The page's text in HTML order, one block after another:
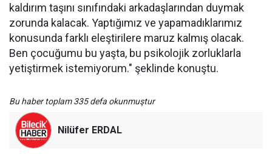
kaldırım taşını sınıfındaki arkadaşlarından duymak
zorunda kalacak. Yaptığımız ve yapamadıklarımız
konusunda farklı eleştirilere maruz kalmış olacak.
Ben çocuğumu bu yaşta, bu psikolojik zorluklarla
yetiştirmek istemiyorum." şeklinde konuştu.
Bu haber toplam 335 defa okunmuştur
Nilüfer ERDAL